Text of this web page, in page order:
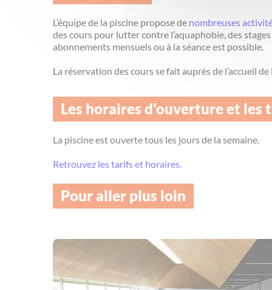
L’équipe de la piscine propose de nombreuses
des cours pour lutter contre l’aquaphobie, des
abonnements mensuels ou à la séance est possible.
La réservation des cours se fait auprès de l’accueil
Les horaires d'ouverture et les
La piscine est ouverte tous les jours de la semaine.
Retrouvez les tarifs et horaires.
Pour aller plus loin